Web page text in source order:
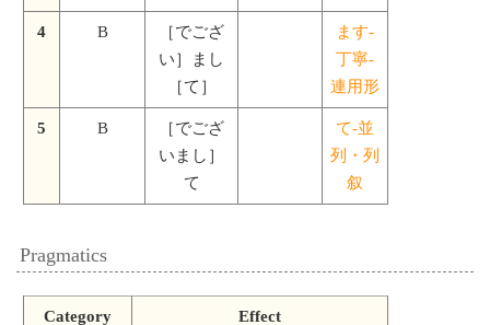
4 B
［でござ
い］まし
［て］
ます-
丁寧-
連用形
5 B
［でござ
いまし］
て
て-並
列・列
叙
Pragmatics
Category Effect